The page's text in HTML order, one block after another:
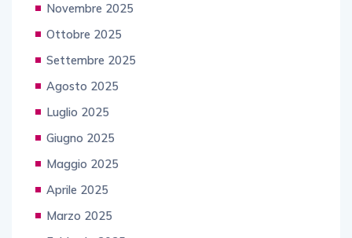
Novembre 2025
Ottobre 2025
Settembre 2025
Agosto 2025
Luglio 2025
Giugno 2025
Maggio 2025
Aprile 2025
Marzo 2025